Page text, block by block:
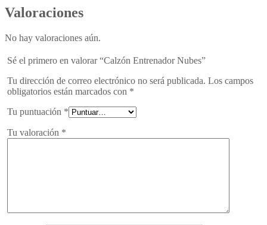
Valoraciones
No hay valoraciones aún.
Sé el primero en valorar “Calzón Entrenador Nubes”
Tu dirección de correo electrónico no será publicada. Los campos
obligatorios están marcados con *
Tu puntuación *
Tu valoración *